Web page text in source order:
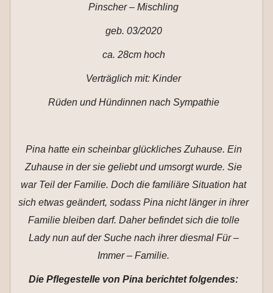
Pinscher – Mischling
geb. 03/2020
ca. 28cm hoch
Verträglich mit: Kinder
Rüden und Hündinnen nach Sympathie
Pina hatte ein scheinbar glückliches Zuhause. Ein
Zuhause in der sie geliebt und umsorgt wurde. Sie
war Teil der Familie. Doch die familiäre Situation hat
sich etwas geändert, sodass Pina nicht länger in ihrer
Familie bleiben darf. Daher befindet sich die tolle
Lady nun auf der Suche nach ihrer diesmal Für –
Immer – Familie.
Die Pflegestelle von Pina berichtet folgendes: